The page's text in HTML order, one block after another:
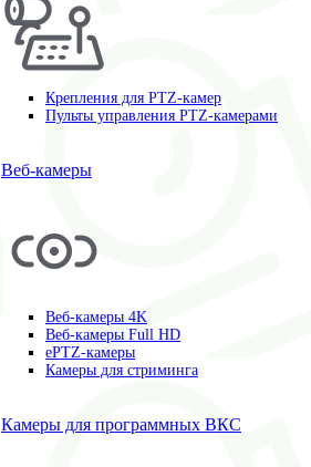
Крепления для PTZ-камер
Пульты управления PTZ-камерами
Веб-камеры
Веб-камеры 4K
Веб-камеры Full HD
ePTZ-камеры
Камеры для стриминга
Камеры для программных ВКС